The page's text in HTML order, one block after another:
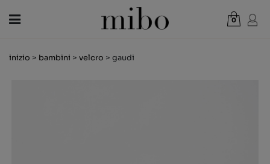
0
CREDI NEL PERCORSO
inizio > bambini > velcro > gaudi